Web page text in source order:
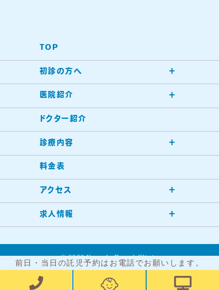
TOP
初診の方へ
医院紹介
ドクター紹介
診療内容
料金表
アクセス
求人情報
©︎ 2020 Kameda Dental Clinic
前日・当日の託児予約はお電話でお願いします。